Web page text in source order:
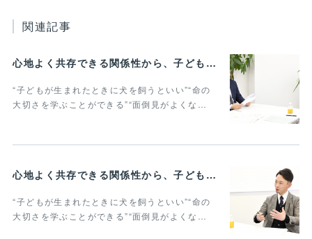
関連記事
心地よく共存できる関係性から、子どもの発達に動物がよりよい影響を与える Vol.3
“子どもが生まれたときに犬を飼うといい”“命の
大切さを学ぶことができる”“面倒見がよくな…
心地よく共存できる関係性から、子どもの発達に動物がよりよい影響を与える Vol.2
“子どもが生まれたときに犬を飼うといい”“命の
大切さを学ぶことができる”“面倒見がよくな…